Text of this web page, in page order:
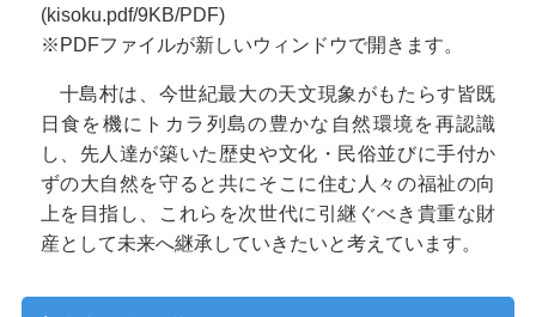
(kisoku.pdf/9KB/PDF)
※PDFファイルが新しいウィンドウで開きます。
十島村は、今世紀最大の天文現象がもたらす皆既
日食を機にトカラ列島の豊かな自然環境を再認識
し、先人達が築いた歴史や文化・民俗並びに手付か
ずの大自然を守ると共にそこに住む人々の福祉の向
上を目指し、これらを次世代に引継ぐべき貴重な財
産として未来へ継承していきたいと考えています。